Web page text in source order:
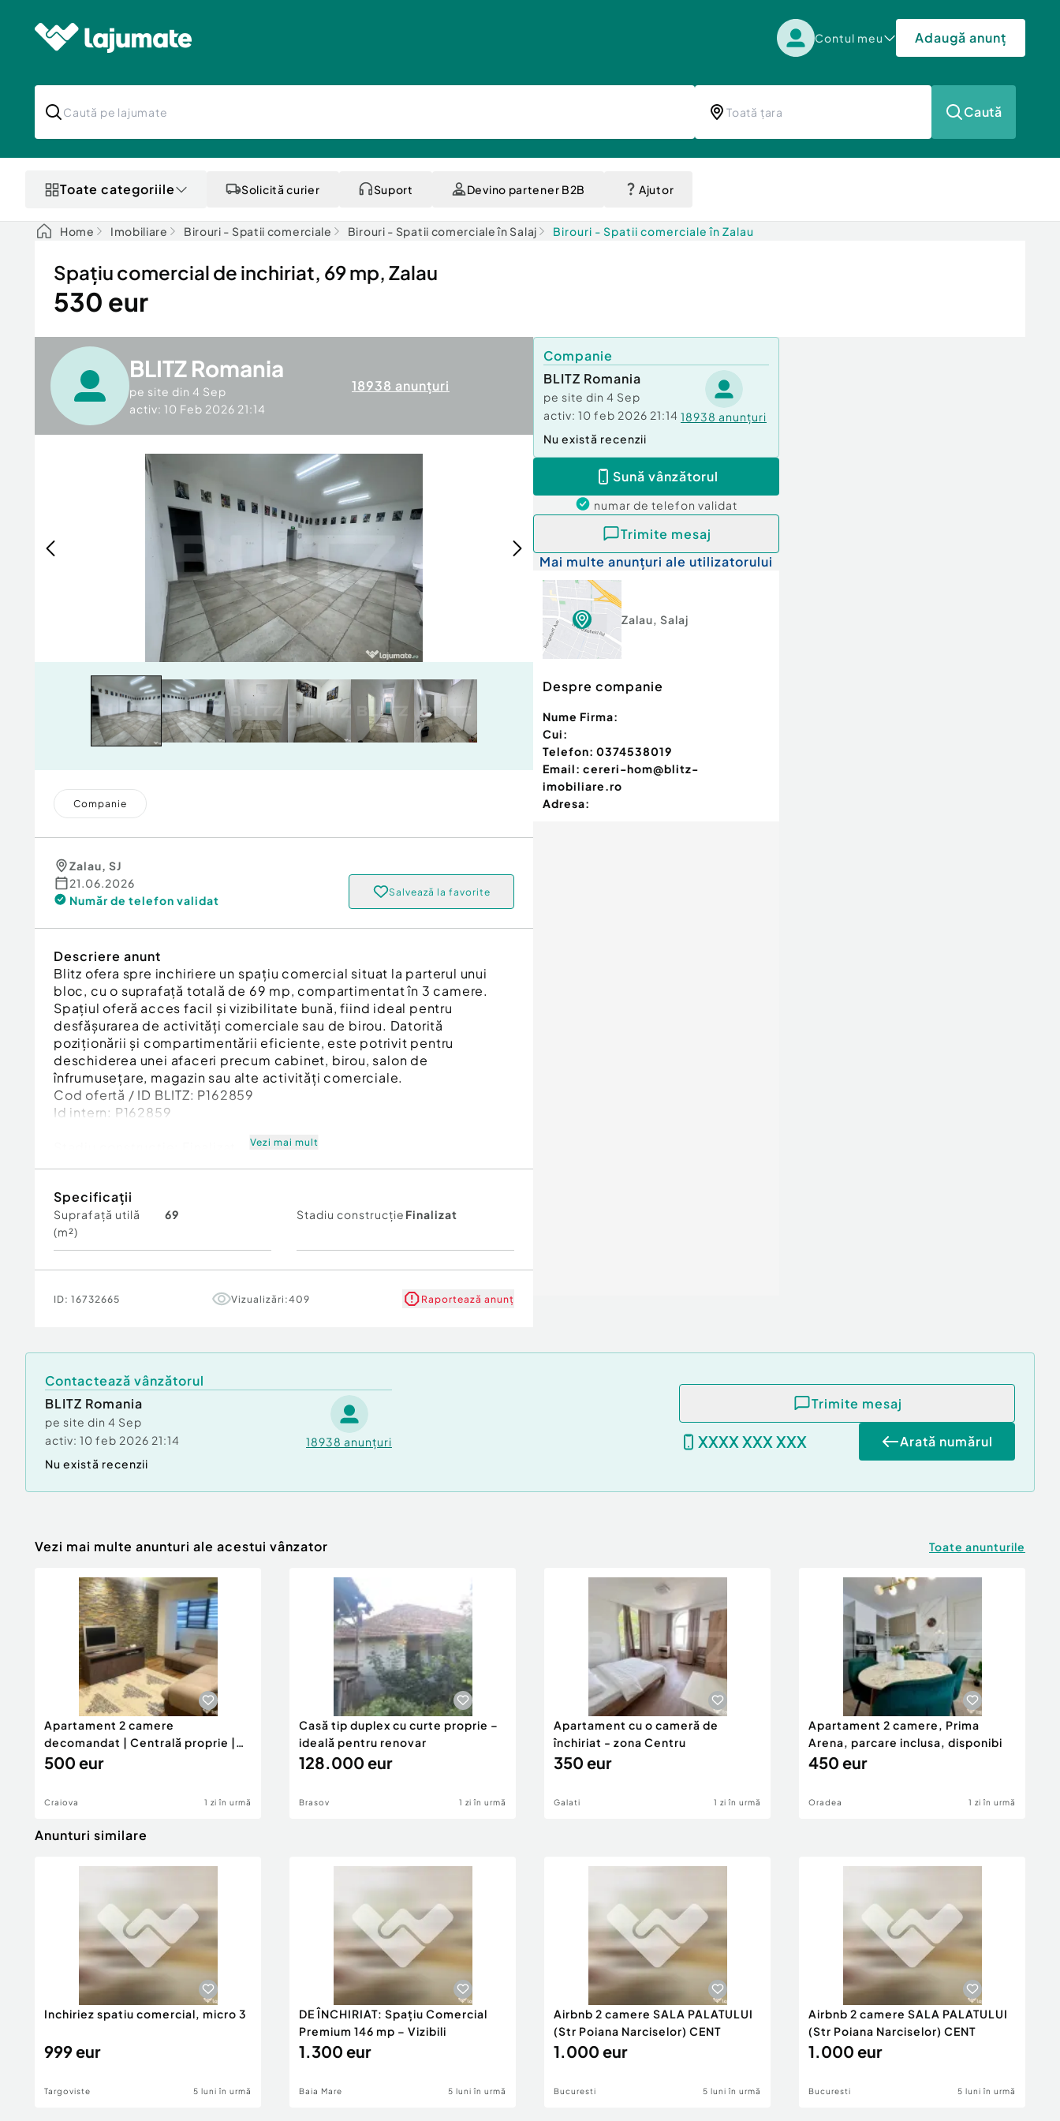
Contul meu Adaugă anunț
Caută
Toate categoriile Solicită curier Suport Devino partener B2B Ajutor
Home Imobiliare Birouri - Spatii comerciale Birouri - Spatii comerciale în Salaj Birouri - Spatii comerciale în Zalau
Spațiu comercial de inchiriat, 69 mp, Zalau
530 eur
BLITZ Romania
pe site din 4 Sep
activ: 10 Feb 2026 21:14
18938 anunțuri
Companie
Zalau, SJ
21.06.2026
Număr de telefon validat
Salvează la favorite
Descriere anunt
Blitz ofera spre inchiriere un spațiu comercial situat la parterul unui
bloc, cu o suprafață totală de 69 mp, compartimentat în 3 camere.
Spațiul oferă acces facil și vizibilitate bună, fiind ideal pentru
desfășurarea de activități comerciale sau de birou. Datorită
poziționării și compartimentării eficiente, este potrivit pentru
deschiderea unei afaceri precum cabinet, birou, salon de
înfrumusețare, magazin sau alte activități comerciale.
Cod ofertă / ID BLITZ: P162859
Id intern: P162859
Vezi mai mult
Specificații
Suprafață utilă
(m²)
69 Stadiu construcţie Finalizat
ID: 16732665 Vizualizări:409 Raportează anunț
Companie
BLITZ Romania
pe site din 4 Sep
activ: 10 feb 2026 21:14 18938 anunțuri
Nu există recenzii
Sună vânzătorul
numar de telefon validat
Trimite mesaj
Mai multe anunțuri ale utilizatorului
Zalau, Salaj
Despre companie
Nume Firma:
Cui:
Telefon: 0374538019
Email: cereri-hom@blitz-
imobiliare.ro
Adresa:
Contactează vânzătorul
BLITZ Romania
pe site din 4 Sep
activ: 10 feb 2026 21:14 18938 anunțuri
Nu există recenzii
Trimite mesaj
XXXX XXX XXX Arată numărul
Vezi mai multe anunturi ale acestui vânzator Toate anunturile
Apartament 2 camere
decomandat | Centrală proprie |
60 mp |
500 eur
Craiova 1 zi în urmă
Casă tip duplex cu curte proprie –
ideală pentru renovar
128.000 eur
Brasov 1 zi în urmă
Apartament cu o cameră de
închiriat - zona Centru
350 eur
Galati 1 zi în urmă
Apartament 2 camere, Prima
Arena, parcare inclusa, disponibi
450 eur
Oradea 1 zi în urmă
Anunturi similare
Inchiriez spatiu comercial, micro 3
999 eur
Targoviste 5 luni în urmă
DE ÎNCHIRIAT: Spațiu Comercial
Premium 146 mp – Vizibili
1.300 eur
Baia Mare 5 luni în urmă
Airbnb 2 camere SALA PALATULUI
(Str Poiana Narciselor) CENT
1.000 eur
Bucuresti 5 luni în urmă
Airbnb 2 camere SALA PALATULUI
(Str Poiana Narciselor) CENT
1.000 eur
Bucuresti 5 luni în urmă